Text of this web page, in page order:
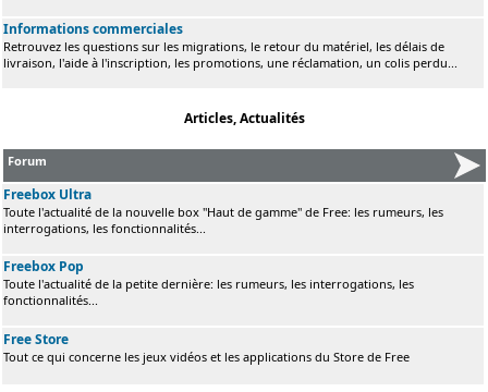
Informations commerciales
Retrouvez les questions sur les migrations, le retour du matériel, les délais de
livraison, l'aide à l'inscription, les promotions, une réclamation, un colis perdu...
Articles, Actualités
Forum
Freebox Ultra
Toute l'actualité de la nouvelle box "Haut de gamme" de Free: les rumeurs, les
interrogations, les fonctionnalités...
Freebox Pop
Toute l'actualité de la petite dernière: les rumeurs, les interrogations, les
fonctionnalités...
Free Store
Tout ce qui concerne les jeux vidéos et les applications du Store de Free